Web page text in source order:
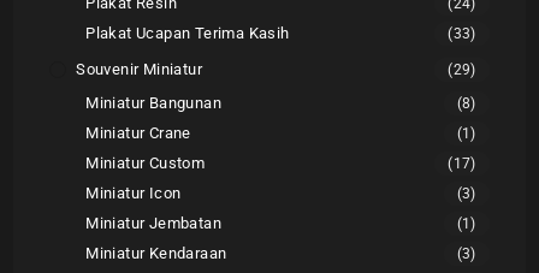
(24)
Plakat Ucapan Terima Kasih (33)
Souvenir Miniatur (29)
Miniatur Bangunan (8)
Miniatur Crane (1)
Miniatur Custom (17)
Miniatur Icon (3)
Miniatur Jembatan (1)
Miniatur Kendaraan (3)